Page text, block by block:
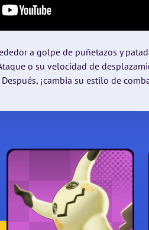
a golpe de puñetazos y
o su velocidad de
¡cambia su estilo de